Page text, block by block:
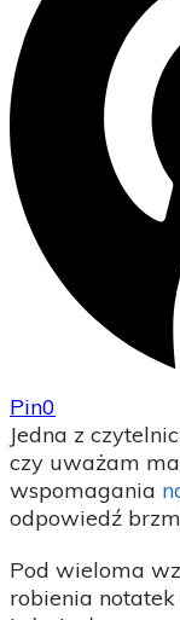
Pin0
Jedna z
czy uważam
wspomagania
odpowiedź
Pod wieloma
robienia